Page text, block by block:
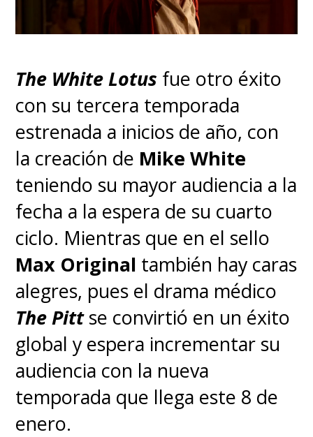
Ver esta publicación en Instagram
Tras la muerte de su madre,
el equipo modificó el
calendario de rodaje para
permitirle vivir el dueloy darle
tiempo antes de volver delante
de las cámaras, siendo ella quien
eligió el día para grabar la
infame escena de Abby. ¿Su
única petición? Que el equipo
durante el rodaje de ese
momento fuera mínimo.
Además,
The White Lotus fue otro éxito
con su tercera temporada
estrenada a inicios de año, con
la creación de Mike White
teniendo su mayor audiencia a la
fecha a la espera de su cuarto
ciclo. Mientras que en el sello
Max Original también hay caras
alegres, pues el drama médico
The Pittse convirtió en un éxito
global y espera incrementar su
audiencia con la nueva
temporada que llega este 8 de
enero.